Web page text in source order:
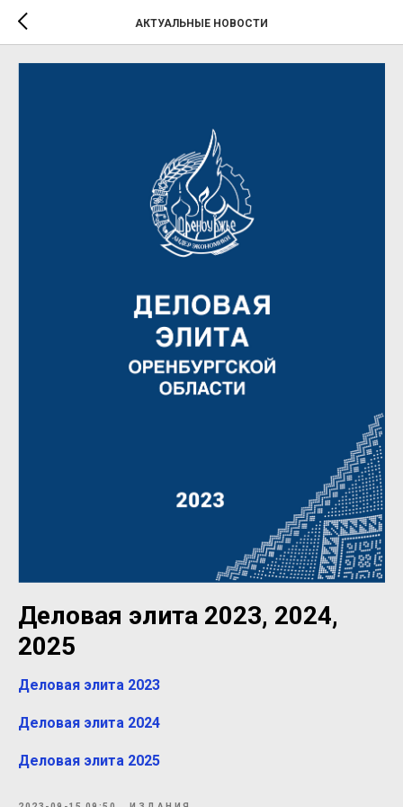
АКТУАЛЬНЫЕ НОВОСТИ
Деловая элита 2023, 2024,
2025
Деловая элита 2023
Деловая элита 2024
Деловая элита 2025